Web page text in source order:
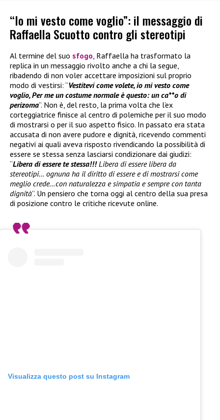
“Io mi vesto come voglio”: il messaggio di
Raffaella Scuotto contro gli stereotipi
Al termine del suo sfogo, Raffaella ha trasformato la
replica in un messaggio rivolto anche a chi la segue,
ribadendo di non voler accettare imposizioni sul proprio
modo di vestirsi: “Vestitevi come volete, io mi vesto come
voglio, Per me un costume normale è questo: un ca**o di
perizoma”. Non è, del resto, la prima volta che l’ex
corteggiatrice finisce al centro di polemiche per il suo modo
di mostrarsi o per il suo aspetto fisico. In passato era stata
accusata di non avere pudore e dignità, ricevendo commenti
negativi ai quali aveva risposto rivendicando la possibilità di
essere se stessa senza lasciarsi condizionare dai giudizi:
“Libera di essere te stessa!!!Libera di essere libera da
stereotipi… ognuna ha il diritto di essere e di mostrarsi come
meglio crede…con naturalezza e simpatia e sempre con tanta
dignità”. Un pensiero che torna oggi al centro della sua presa
di posizione contro le critiche ricevute online.
Visualizza questo post su Instagram